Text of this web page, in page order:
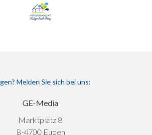
Melden Sie sich bei uns:
GE-Media
Marktplatz 8
B-4700 Eupen